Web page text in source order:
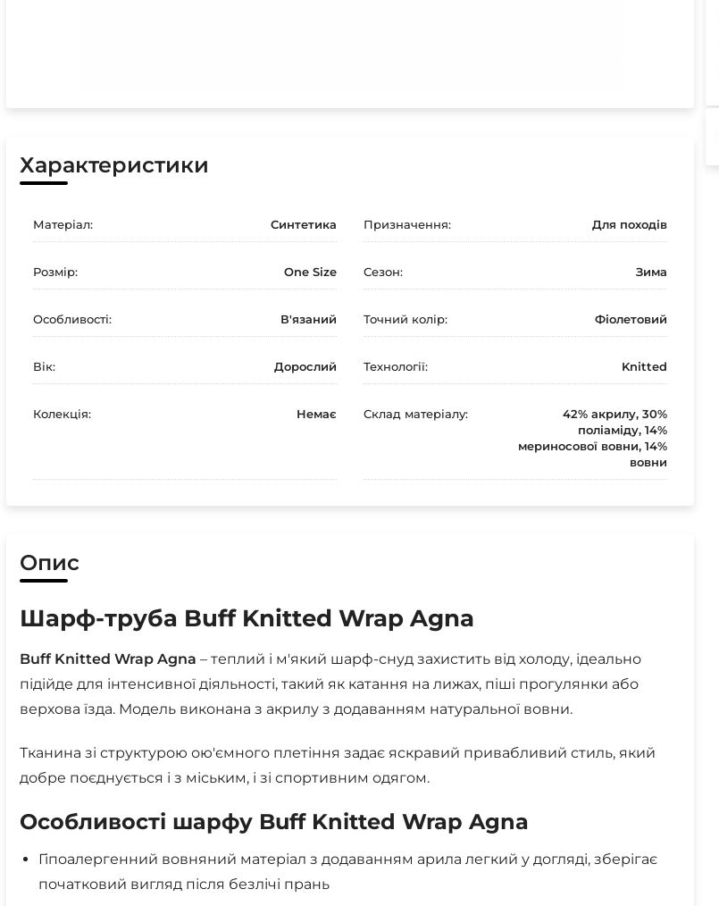
Характеристики
Матеріал: Синтетика Призначення: Для походів
Розмір: One Size Сезон: Зима
Особливості: В'язаний Точний колір: Фіолетовий
Вік: Дорослий Технології: Knitted
Колекція: Немає Склад матеріалу:
42% акрилу, 30%
поліаміду, 14%
мериносової вовни, 14%
вовни
Опис
Шарф-труба Buff Knitted Wrap Agna
Buff Knitted Wrap Agna – теплий і м'який шарф-снуд захистить від холоду, ідеально
підійде для інтенсивної діяльності, такий як катання на лижах, піші прогулянки або
верхова їзда. Модель виконана з акрилу з додаванням натуральної вовни.
Тканина зі структурою ою'ємного плетіння задає яскравий привабливий стиль, який
добре поєднується і з міським, і зі спортивним одягом.
Особливості шарфу Buff Knitted Wrap Agna
Гіпоалергенний вовняний матеріал з додаванням арила легкий у догляді, зберігає
початковий вигляд після безлічі прань